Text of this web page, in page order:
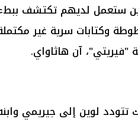
ستعمل لديهم تكتشف
وكتابات سرية غير
"فيريتي"، آن هاثاواي.
تتودد لوين إلى جيريمي